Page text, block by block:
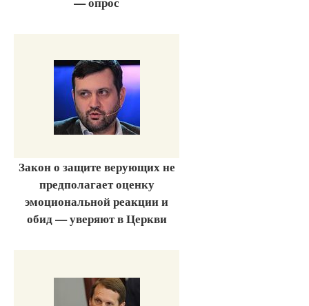
Закон о защите верующих не
предполагает оценку
эмоциональной реакции и
обид — уверяют в Церкви